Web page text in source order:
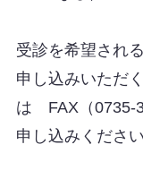
受診を希望され
申し込みいただ
は FAX（0735-
申し込みください